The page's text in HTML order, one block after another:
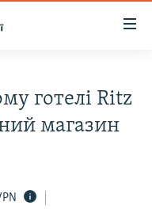
готелі Ritz
магазин